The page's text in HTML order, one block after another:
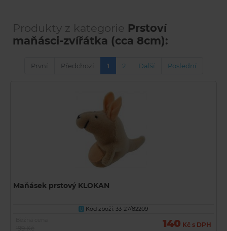
Produkty z kategorie Prstoví
maňásci-zvířátka (cca 8cm):
První Předchozí 1 2 Další Poslední
Maňásek prstový KLOKAN
U
Kód zboží: 33-27/82209
140 Kč s DPH